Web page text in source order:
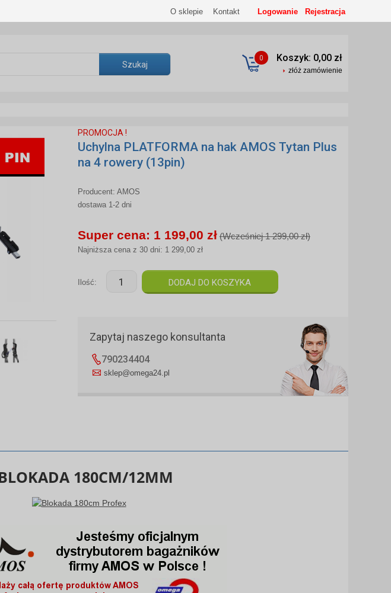
Logowanie Rejestracja
O sklepie Kontakt
0 Koszyk: 0,00 zł
złóż zamówienie
PROMOCJA !
Uchylna PLATFORMA na hak AMOS Tytan Plus
na 4 rowery (13pin)
Producent: AMOS
dostawa 1-2 dni
Super cena: 1 199,00 zł (Wcześniej 1 299,00 zł)
Najniższa cena z 30 dni: 1 299,00 zł
Ilość:
Zapytaj naszego konsultanta
790234404
sklep@omega24.pl
180CM/12MM